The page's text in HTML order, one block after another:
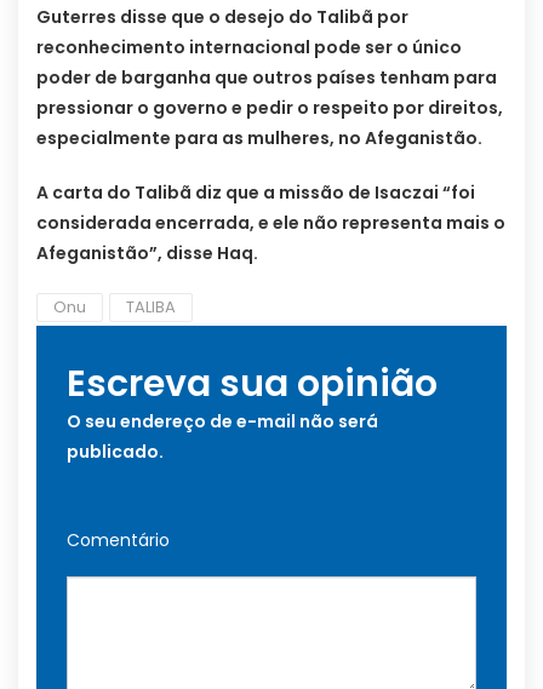
Guterres disse que o desejo do Talibã por
reconhecimento internacional pode ser o único
poder de barganha que outros países tenham para
pressionar o governo e pedir o respeito por direitos,
especialmente para as mulheres, no Afeganistão.
A carta do Talibã diz que a missão de Isaczai “foi
considerada encerrada, e ele não representa mais o
Afeganistão”, disse Haq.
Onu TALIBA
Escreva sua opinião
O seu endereço de e-mail não será
publicado.
Comentário